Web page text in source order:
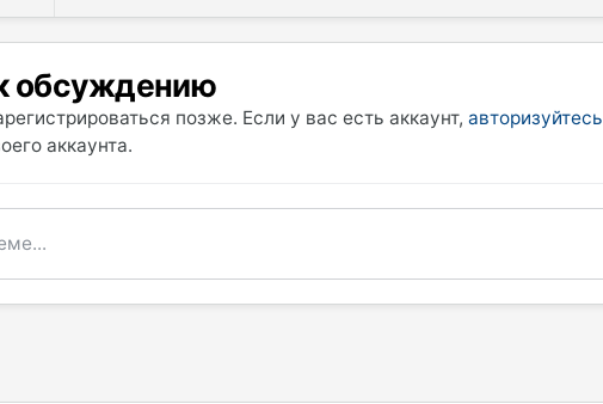
обсуждению
позже. Если у вас есть аккаунт,авторизуйтесь
аккаунта.